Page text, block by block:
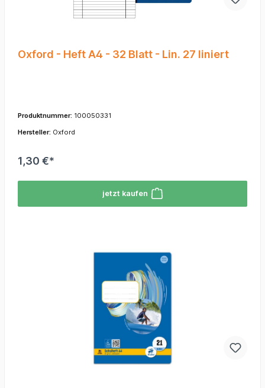
Oxford - Heft A4 - 32 Blatt - Lin. 27 liniert
Produktnummer: 100050331
Hersteller: Oxford
1,30 €*
jetzt kaufen